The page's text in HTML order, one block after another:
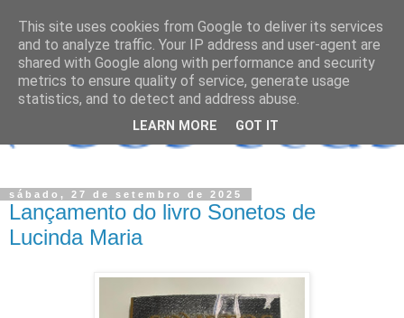
sábado, 27 de setembro de 2025
Lançamento do livro Sonetos de
Lucinda Maria
This site uses cookies from Google to deliver its services
and to analyze traffic. Your IP address and user-agent are
shared with Google along with performance and security
metrics to ensure quality of service, generate usage
statistics, and to detect and address abuse.
LEARN MORE GOT IT